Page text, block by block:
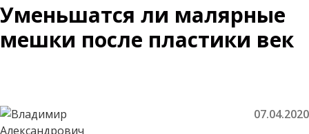
Уменьшатся ли малярные
мешки после пластики век
07.04.2020